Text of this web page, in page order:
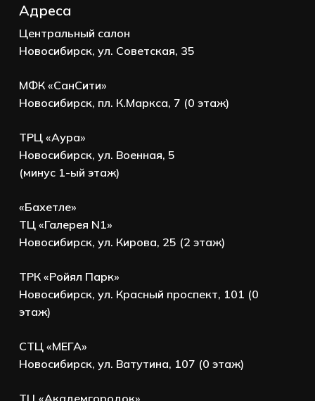
Адреса
Центральный салон
Новосибирск, ул. Советская, 35
МФК «СанСити»
Новосибирск, пл. К.Маркса, 7 (0 этаж)
ТРЦ «Аура»
Новосибирск, ул. Военная, 5
(минус 1-ый этаж)
«Бахетле»
ТЦ «Галерея N1»
Новосибирск, ул. Кирова, 25 (2 этаж)
ТРК «Ройял Парк»
Новосибирск, ул. Красный проспект, 101 (0
этаж)
СТЦ «МЕГА»
Новосибирск, ул. Ватутина, 107 (0 этаж)
ТЦ «Академгородок»